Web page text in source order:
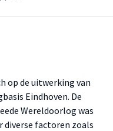
op de uitwerking van
Eindhoven. De
Wereldoorlog was
diverse factoren zoals